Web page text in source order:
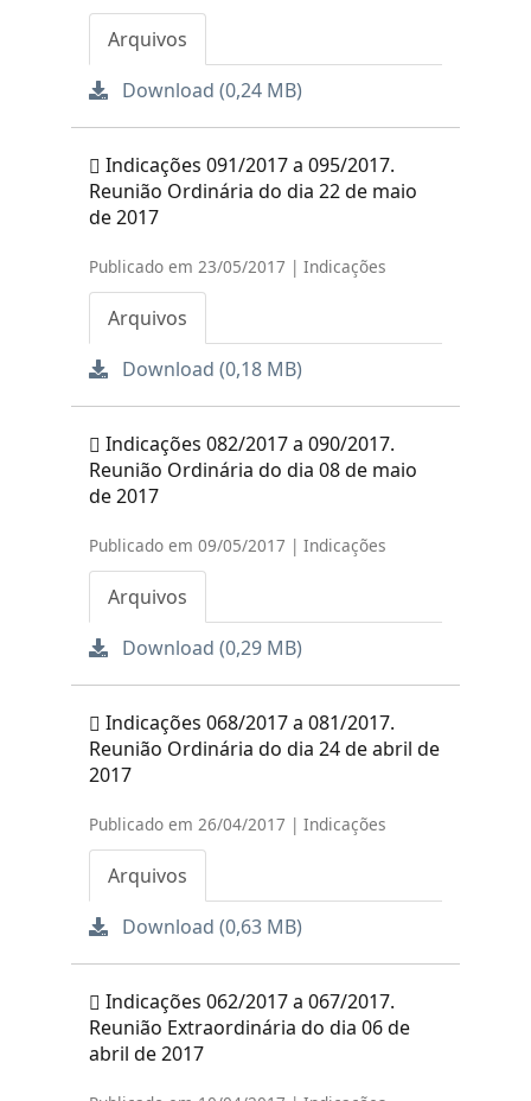
Arquivos
Download (0,24 MB)
Indicações 091/2017 a 095/2017.
Reunião Ordinária do dia 22 de maio
de 2017
Publicado em 23/05/2017 | Indicações
Arquivos
Download (0,18 MB)
Indicações 082/2017 a 090/2017.
Reunião Ordinária do dia 08 de maio
de 2017
Publicado em 09/05/2017 | Indicações
Arquivos
Download (0,29 MB)
Indicações 068/2017 a 081/2017.
Reunião Ordinária do dia 24 de abril de
2017
Publicado em 26/04/2017 | Indicações
Arquivos
Download (0,63 MB)
Indicações 062/2017 a 067/2017.
Reunião Extraordinária do dia 06 de
abril de 2017